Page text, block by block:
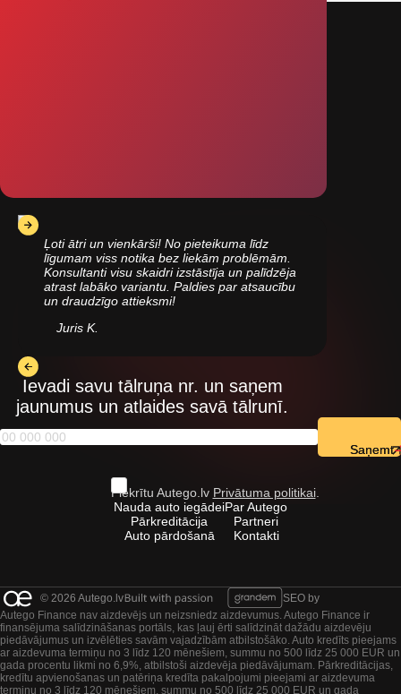
Ļoti ātri un vienkārši! No pieteikuma līdz
līgumam viss notika bez liekām problēmām.
Konsultanti visu skaidri izstāstīja un palīdzēja
atrast labāko variantu. Paldies par atsaucību
un draudzīgo attieksmi!
Juris K.
Ievadi savu tālruņa nr. un saņem
jaunumus un atlaides savā tālrunī.
Piekrītu Autego.lv Privātuma politikai.
Nauda auto iegādei
Pārkreditācija
Auto pārdošanā
Par Autego
Partneri
Kontakti
© 2026 Autego.lv
SEO by
Autego Finance nav aizdevējs un neizsniedz aizdevumus. Autego Finance ir
finansējuma salīdzināšanas portāls, kas ļauj ērti salīdzināt dažādu aizdevēju
piedāvājumus un izvēlēties savām vajadzībām atbilstošāko. Auto kredīts pieejams
ar aizdevuma termiņu no 3 līdz 120 mēnešiem, summu no 500 līdz 25 000 EUR un
gada procentu likmi no 6,9%, atbilstoši aizdevēja piedāvājumam. Pārkreditācijas,
kredītu apvienošanas un patēriņa kredīta pakalpojumi pieejami ar aizdevuma
termiņu no 3 līdz 120 mēnešiem, summu no 500 līdz 25 000 EUR un gada